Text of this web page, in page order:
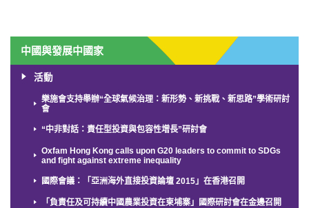
中國與發展中國家
活動
樂施會支持舉辦“全球氣候治理：新形勢、新挑戰、新思路”學術研討
會
“中非對話：責任型投資與包容性增長”研討會
Oxfam Hong Kong calls upon G20 leaders to commit to SDGs
and fight against extreme inequality
國際會議：「亞洲海外直接投資論壇 2015」在香港召開
「負責任及可持續中國農業投資在柬埔寨」國際研討會在金邊召開